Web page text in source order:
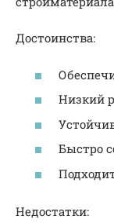
Достоинства:
Низкий
Быстро
Недостатки: